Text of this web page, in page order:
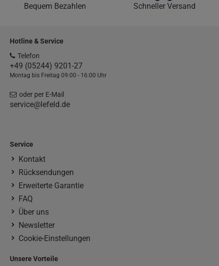
Bequem Bezahlen Schneller Versand
Hotline & Service
Telefon
+49 (05244) 9201-27
Montag bis Freitag 09:00 - 16:00 Uhr
oder per E-Mail
service@lefeld.de
Service
Kontakt
Rücksendungen
Erweiterte Garantie
FAQ
Über uns
Newsletter
Cookie-Einstellungen
Unsere Vorteile